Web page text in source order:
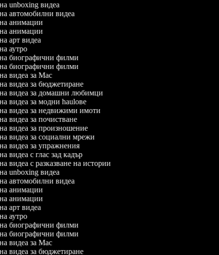
на unboxing видеа
на автомобилни видеа
на анимации
на анимации
арт видеа
аутро
на биографични филми
на биографични филми
видеа за Mac
на видеа за бюджетиране
на видеа за домашни любимци
на видеа за модни haulове
на видеа за недвижими имоти
видеа за почистване
на видеа за произношение
на видеа за социални мрежи
на видеа за упражнения
видеа с глас зад кадър
видеа с разказване на истории
на unboxing видеа
на автомобилни видеа
на анимации
на анимации
арт видеа
аутро
на биографични филми
на биографични филми
видеа за Mac
на видеа за бюджетиране